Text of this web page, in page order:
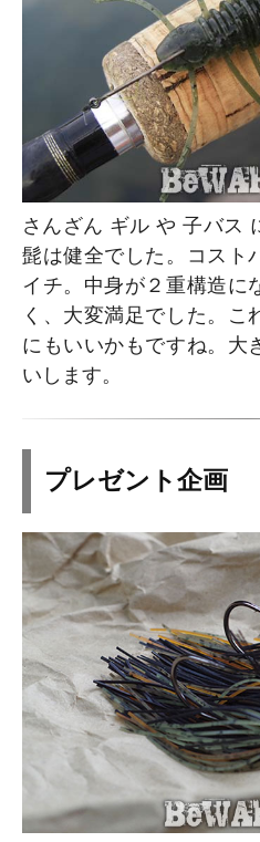
さんざん ギル や 子バス
髭は健全でした。コスト
イチ。中身が２重構造に
く、大変満足でした。こ
にもいいかもですね。大
いします。
プレゼント企画